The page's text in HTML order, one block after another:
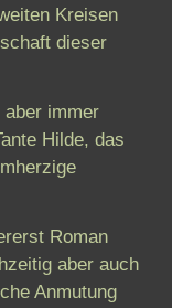
Kreisen
dieser
aber immer
Hilde, das
Roman
aber auch
Anmutung